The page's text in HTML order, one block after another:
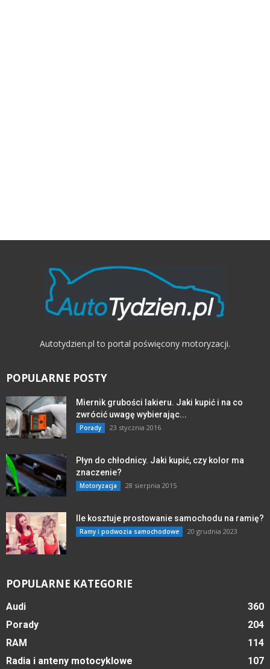
Autotydzien.pl to portal poświęcony motoryzacji.
POPULARNE POSTY
Miernik grubości lakieru. Jaki kupić i na co
zwrócić uwagę wybierając...
Porady 23 stycznia 2016
Płyn do chłodnicy. Jaki kupić, czy kolor ma
znaczenie?
Motoryzacja 28 sierpnia 2015
Ile kosztuje prostowanie samochodu na ramię?
Ramy i podwozia samochodowe 20 grudnia 2023
POPULARNE KATEGORIE
Audi
360
Porady
204
RAM
114
Radia i anteny motocyklowe
107